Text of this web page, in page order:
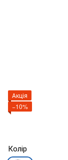
Акція
−10%
Колір